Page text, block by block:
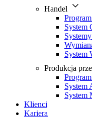
Handel
System
System
Produkcja
System
System
Klienci
Kariera